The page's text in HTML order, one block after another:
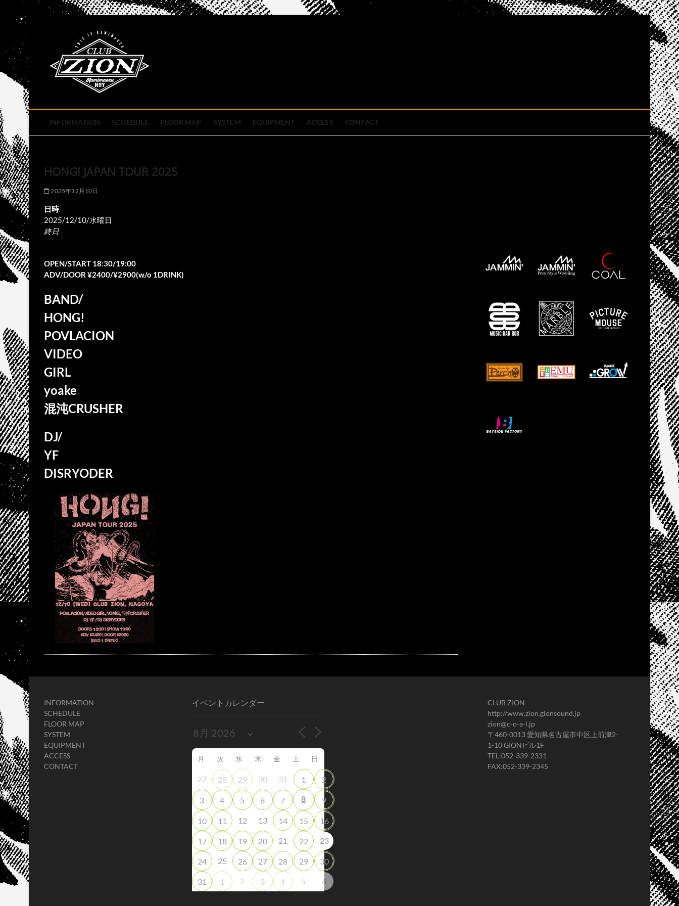
content
INFORMATION SCHEDULE FLOOR MAP SYSTEM EQUIPMENT ACCESS CONTACT
HONG! JAPAN TOUR 2025
2025年12月10日
日時
2025/12/10/水曜日
終日
OPEN/START 18:30/19:00
ADV/DOOR ¥2400/¥2900(w/o 1DRINK)
BAND/
HONG!
POVLACION
VIDEO
GIRL
yoake
混沌CRUSHER
DJ/
YF
DISRYODER
INFORMATION
SCHEDULE
FLOOR MAP
SYSTEM
EQUIPMENT
ACCESS
CONTACT
イベントカレンダー
月 火 水 木 金 土 日
27 28 29 30 31 1 2
3 4 5 6 7 8 9
10 11 12 13 14 15 16
17 18 19 20 21 22 23
24 25 26 27 28 29 30
31 1 2 3 4 5 6
CLUB ZION
http://www.zion.gionsound.jp
zion@c-o-a-l.jp
〒460-0013 愛知県名古屋市中区上前津2-
1-10 GIONビル1F
TEL:052-339-2331
FAX:052-339-2345